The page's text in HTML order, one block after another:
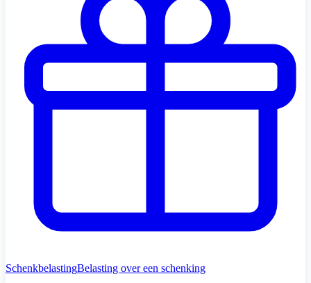
SchenkbelastingBelasting over een schenking